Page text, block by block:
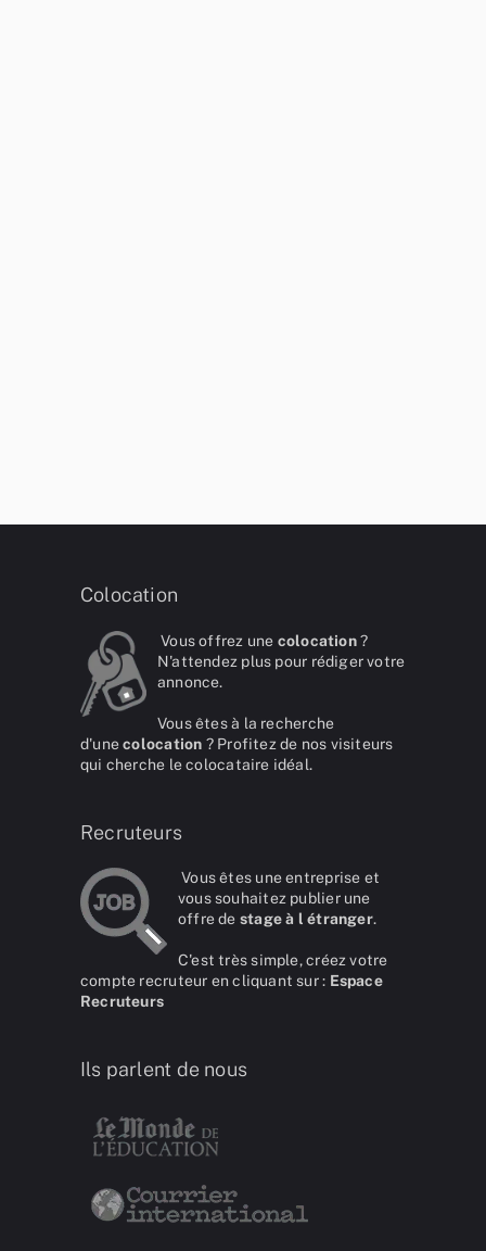
Colocation
Vous offrez une colocation?
N'attendez plus pour rédiger votre
annonce.
Vous êtes à la recherche
d'unecolocation ? Profitez de nos visiteurs
qui cherche le colocataire idéal.
Recruteurs
Vous êtes une entreprise et
vous souhaitez publier une
offre de stage à l étranger.
C'est très simple, créez votre
compte recruteur en cliquant sur : Espace
Recruteurs
Ils parlent de nous